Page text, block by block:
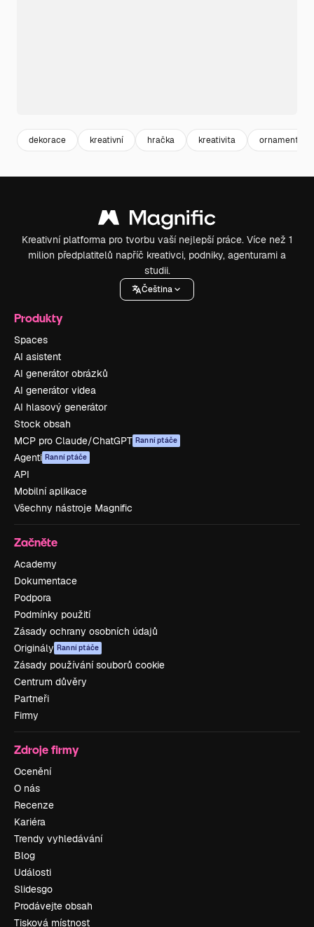
dekorace kreativní hračka kreativita ornament
Kreativní platforma pro tvorbu vaší nejlepší práce. Více než 1
milion předplatitelů napříč kreativci, podniky, agenturami a
studii.
Čeština
Produkty
Spaces
AI asistent
AI generátor obrázků
AI generátor videa
AI hlasový generátor
Stock obsah
MCP pro Claude/ChatGPT Ranní ptáče
Agenti Ranní ptáče
API
Mobilní aplikace
Všechny nástroje Magnific
Začněte
Academy
Dokumentace
Podpora
Podmínky použití
Zásady ochrany osobních údajů
Originály Ranní ptáče
Zásady používání souborů cookie
Centrum důvěry
Partneři
Firmy
Zdroje firmy
Ocenění
O nás
Recenze
Kariéra
Trendy vyhledávání
Blog
Události
Slidesgo
Prodávejte obsah
Tisková místnost